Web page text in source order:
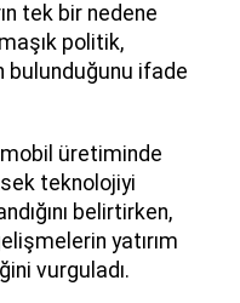
tek bir nedene
politik,
bulunduğunu ifade
üretiminde
teknolojiyi
belirtirken,
yatırım
vurguladı.